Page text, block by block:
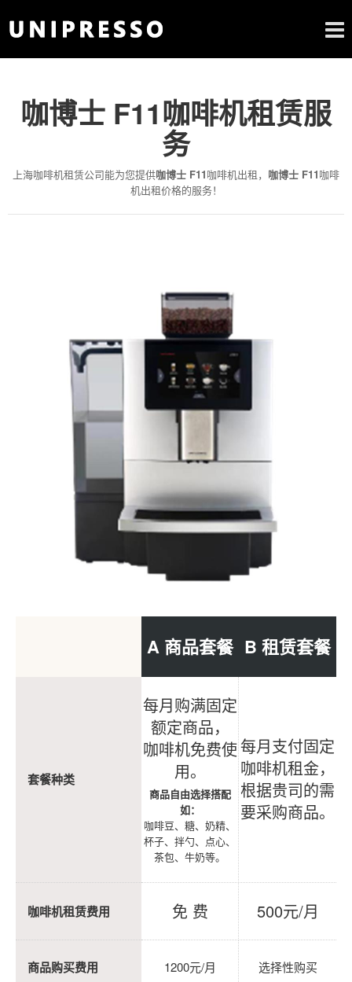
咖博士 F11咖啡机租赁服
务
上海咖啡机租赁公司能为您提供咖博士 F11咖啡机出租， 咖博士 F11咖啡
机出租价格的服务！
A 商品套餐 B 租赁套餐
套餐种类
每月购满固定
额定商品，
咖啡机免费使
用。
商品自由选择搭配
如：
咖啡豆、糖、奶精、
杯子、拌勺、点心、
茶包、牛奶等。
每月支付固定
咖啡机租金，
根据贵司的需
要采购商品。
咖啡机租赁费用 免 费 500元/月
商品购买费用 1200元/月 选择性购买